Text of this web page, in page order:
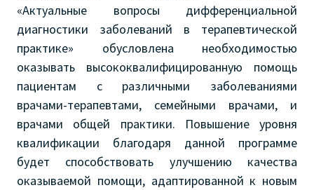
«Актуальные вопросы дифференциальной
диагностики заболеваний в терапевтической
практике» обусловлена необходимостью
оказывать высококвалифицированную помощь
пациентам с различными заболеваниями
врачами-терапевтами, семейными врачами, и
врачами общей практики. Повышение уровня
квалификации благодаря данной программе
будет способствовать улучшению качества
оказываемой помощи, адаптированной к новым